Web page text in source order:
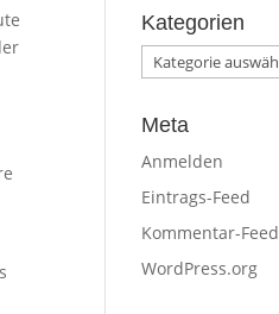
Kategorien
Kategorien
Meta
Anmelden
Eintrags-Feed
Kommentar-Feed
WordPress.org